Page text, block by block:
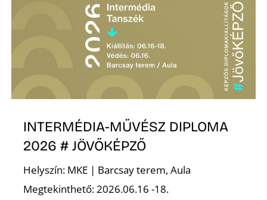
INTERMÉDIA-MŰVÉSZ DIPLOMA
2026 # JÖVŐKÉPZŐ
Helyszín: MKE | Barcsay terem, Aula
Megtekinthető: 2026.06.16 -18.